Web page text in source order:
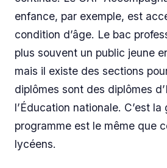
enfance, par exemple, est
condition d’âge. Le bac
plus souvent un public jeune
mais il existe des sections
diplômes sont des diplômes
l’Éducation nationale. C’est
programme est le même que
lycéens.